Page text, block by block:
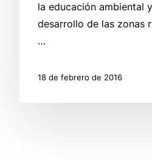
la educación ambiental
desarrollo de las zonas
…
18 de febrero de 2016